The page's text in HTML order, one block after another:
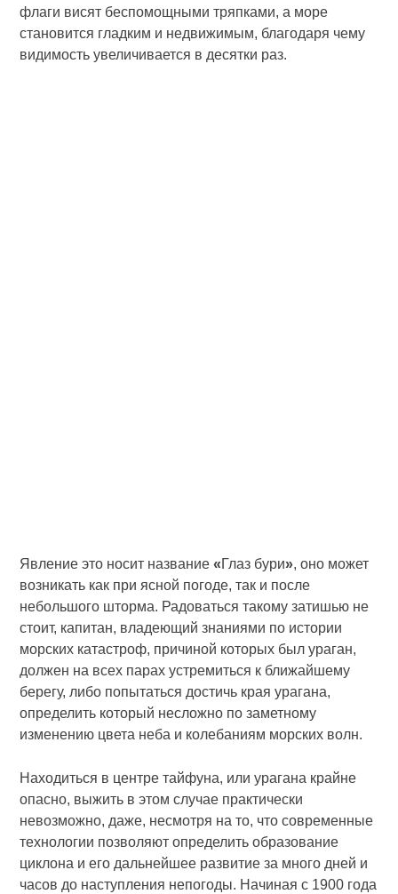
флаги висят беспомощными тряпками, а море
становится гладким и недвижимым, благодаря чему
видимость увеличивается в десятки раз.
Явление это носит название« Глаз бури», оно может
возникать как при ясной погоде, так и после
небольшого шторма. Радоваться такому затишью не
стоит, капитан, владеющий знаниями по истории
морских катастроф, причиной которых был ураган,
должен на всех парах устремиться к ближайшему
берегу, либо попытаться достичь края урагана,
определить который несложно по заметному
изменению цвета неба и колебаниям морских волн.
Находиться в центре тайфуна, или урагана крайне
опасно, выжить в этом случае практически
невозможно, даже, несмотря на то, что современные
технологии позволяют определить образование
циклона и его дальнейшее развитие за много дней и
часов до наступления непогоды. Начиная с 1900 года